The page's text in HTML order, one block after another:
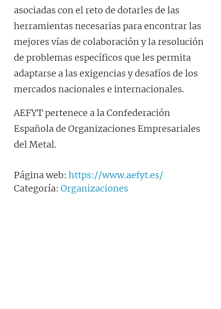
asociadas con el reto de dotarles de las
herramientas necesarias para encontrar las
mejores vías de colaboración y la resolución
de problemas específicos que les permita
adaptarse a las exigencias y desafíos de los
mercados nacionales e internacionales.
AEFYT pertenece a la Confederación
Española de Organizaciones Empresariales
del Metal.
Página web: https://www.aefyt.es/
Categoría: Organizaciones